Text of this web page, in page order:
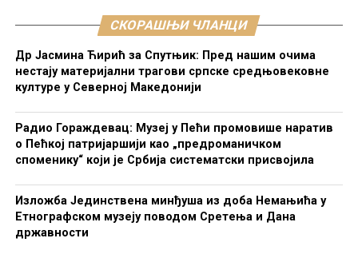
СКОРАШЊИ ЧЛАНЦИ
Др Јасмина Ћирић за Спутњик: Пред нашим очима
нестају материјални трагови српске средњовековне
културе у Северној Македонији
Радио Гораждевац: Музеј у Пећи промовише наратив
о Пећкој патријаршији као „предроманичком
споменику“ који је Србија систематски присвојила
Изложба Јединствена минђуша из доба Немањића у
Етнографском музеју поводом Сретења и Дана
државности